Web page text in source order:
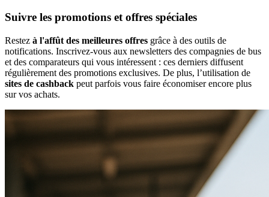
Suivre les promotions et offres spéciales
Restez à l'affût des meilleures offres grâce à des outils de
notifications. Inscrivez-vous aux newsletters des compagnies de bus
et des comparateurs qui vous intéressent : ces derniers diffusent
régulièrement des promotions exclusives. De plus, l’utilisation de
sites de cashback peut parfois vous faire économiser encore plus
sur vos achats.